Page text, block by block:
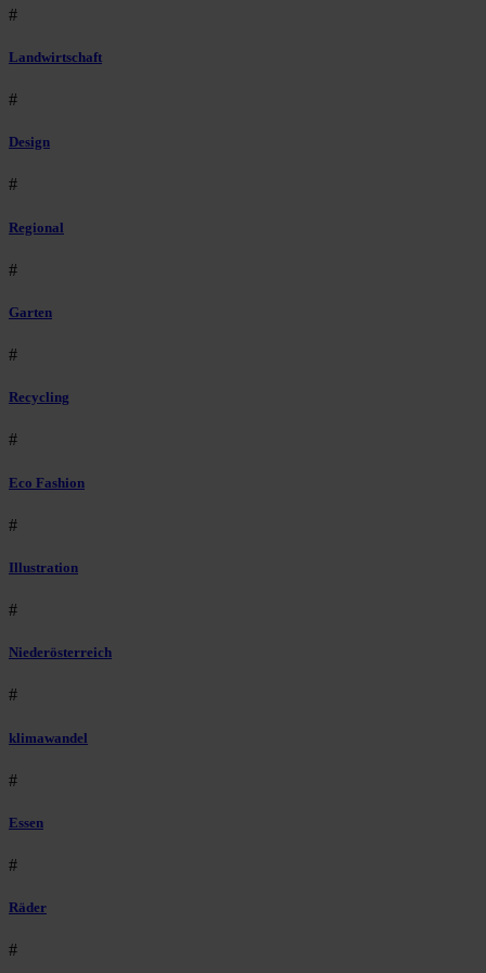
#
Landwirtschaft
#
Design
#
Regional
#
Garten
#
Recycling
#
Eco Fashion
#
Illustration
#
Niederösterreich
#
klimawandel
#
Essen
#
Räder
#